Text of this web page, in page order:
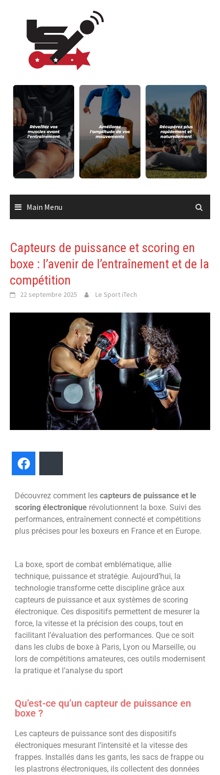
Main Menu
Capteurs de puissance et scoring en
boxe : l’avenir de l’entraînement et de la
compétition
22 septembre 2025 Le Sport iTech
Découvrez comment les capteurs de puissance et le
scoring électronique révolutionnent la boxe. Suivi des
performances, entraînement connecté et compétitions
plus précises pour les boxeurs en France et en Europe.
La boxe, sport de combat emblématique, allie
technique, puissance et stratégie. Aujourd’hui, la
technologie transforme cette discipline grâce aux
capteurs de puissance et aux systèmes de scoring
électronique. Ces dispositifs permettent de mesurer la
force, la vitesse et la précision des coups, tout en
facilitant l’évaluation des performances. Que ce soit
dans les clubs de boxe à Paris, Lyon ou Marseille, ou
lors de compétitions amateures, ces outils modernisent
la pratique et l’analyse du sport
Qu’est-ce qu’un capteur de puissance en
boxe ?
Les capteurs de puissance sont des dispositifs
électroniques mesurant l’intensité et la vitesse des
frappes. Installés dans les gants, les sacs de frappe ou
les plastrons électroniques, ils collectent des données